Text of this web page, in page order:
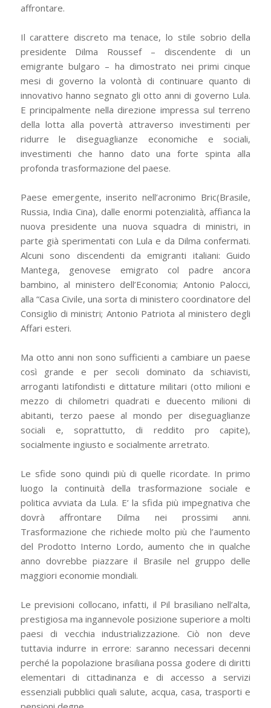
affrontare.
Il carattere discreto ma tenace, lo stile sobrio della
presidente Dilma Roussef – discendente di un
emigrante bulgaro – ha dimostrato nei primi cinque
mesi di governo la volontà di continuare quanto di
innovativo hanno segnato gli otto anni di governo Lula.
E principalmente nella direzione impressa sul terreno
della lotta alla povertà attraverso investimenti per
ridurre le diseguaglianze economiche e sociali,
investimenti che hanno dato una forte spinta alla
profonda trasformazione del paese.
Paese emergente, inserito nell’acronimo Bric(Brasile,
Russia, India Cina), dalle enormi potenzialità, affianca la
nuova presidente una nuova squadra di ministri, in
parte già sperimentati con Lula e da Dilma confermati.
Alcuni sono discendenti da emigranti italiani: Guido
Mantega, genovese emigrato col padre ancora
bambino, al ministero dell’Economia; Antonio Palocci,
alla “Casa Civile, una sorta di ministero coordinatore del
Consiglio di ministri; Antonio Patriota al ministero degli
Affari esteri.
Ma otto anni non sono sufficienti a cambiare un paese
così grande e per secoli dominato da schiavisti,
arroganti latifondisti e dittature militari (otto milioni e
mezzo di chilometri quadrati e duecento milioni di
abitanti, terzo paese al mondo per diseguaglianze
sociali e, soprattutto, di reddito pro capite),
socialmente ingiusto e socialmente arretrato.
Le sfide sono quindi più di quelle ricordate. In primo
luogo la continuità della trasformazione sociale e
politica avviata da Lula. E’ la sfida più impegnativa che
dovrà affrontare Dilma nei prossimi anni.
Trasformazione che richiede molto più che l’aumento
del Prodotto Interno Lordo, aumento che in qualche
anno dovrebbe piazzare il Brasile nel gruppo delle
maggiori economie mondiali.
Le previsioni collocano, infatti, il Pil brasiliano nell’alta,
prestigiosa ma ingannevole posizione superiore a molti
paesi di vecchia industrializzazione. Ciò non deve
tuttavia indurre in errore: saranno necessari decenni
perché la popolazione brasiliana possa godere di diritti
elementari di cittadinanza e di accesso a servizi
essenziali pubblici quali salute, acqua, casa, trasporti e